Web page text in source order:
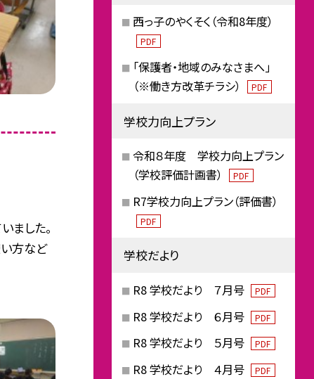
ました。
方など
西っ子のやくそく（令和8年度）
PDF
「保護者・地域のみなさまへ」
（※働き方改革チラシ）
PDF
学校力向上プラン
令和８年度 学校力向上プラン
（学校評価計画書）
PDF
R7学校力向上プラン（評価書）
PDF
学校だより
R8 学校だより ７月号 PDF
R8 学校だより ６月号 PDF
R8 学校だより ５月号 PDF
R8 学校だより ４月号 PDF